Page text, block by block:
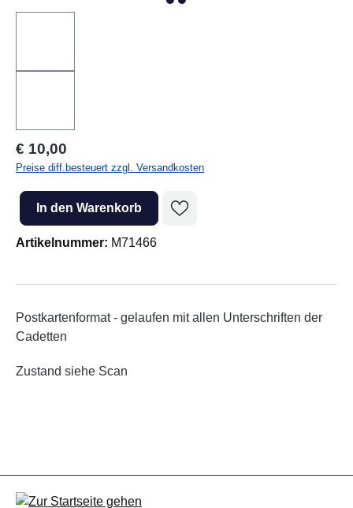
Regulärer Preis:
€ 10,00
Preise diff.besteuert zzgl. Versandkosten
Produkt Anzahl: Gib den gewünschten Wert ein oder benutze die
In den Warenkorb
Artikelnummer: M71466
Postkartenformat - gelaufen mit allen Unterschriften der
Cadetten
Zustand siehe Scan